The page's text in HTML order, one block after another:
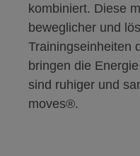
kombiniert. Diese
beweglicher und
Trainingseinheiten
bringen die
sind ruhiger und
moves®.